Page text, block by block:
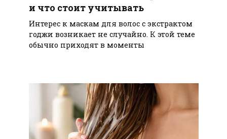
и что стоит учитывать
Интерес к маскам для волос с экстрактом
годжи возникает не случайно. К этой теме
обычно приходят в моменты